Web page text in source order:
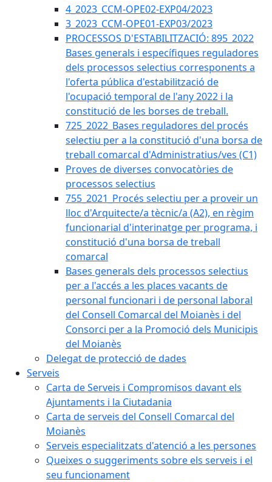
4_2023_CCM-OPE02-EXP04/2023
3_2023_CCM-OPE01-EXP03/2023
PROCESSOS D'ESTABILITZACIÓ: 895_2022
Bases generals i específiques reguladores
dels processos selectius corresponents a
l'oferta pública d'estabilització de
l'ocupació temporal de l'any 2022 i la
constitució de les borses de treball.
725_2022_Bases reguladores del procés
selectiu per a la constitució d'una borsa de
treball comarcal d'Administratius/ves (C1)
Proves de diverses convocatòries de
processos selectius
755_2021_Procés selectiu per a proveir un
lloc d'Arquitecte/a tècnic/a (A2), en règim
funcionarial d'interinatge per programa, i
constitució d'una borsa de treball
comarcal
Bases generals dels processos selectius
per a l'accés a les places vacants de
personal funcionari i de personal laboral
del Consell Comarcal del Moianès i del
Consorci per a la Promoció dels Municipis
del Moianès
Delegat de protecció de dades
Serveis
Carta de Serveis i Compromisos davant els
Ajuntaments i la Ciutadania
Carta de serveis del Consell Comarcal del
Moianès
Serveis especialitzats d'atenció a les persones
Queixes o suggeriments sobre els serveis i el
seu funcionament